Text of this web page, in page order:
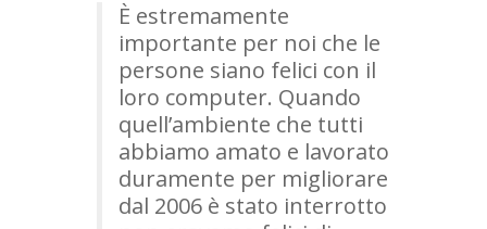
È estremamente
importante per noi che le
persone siano felici con il
loro computer. Quando
quell’ambiente che tutti
abbiamo amato e lavorato
duramente per migliorare
dal 2006 è stato interrotto